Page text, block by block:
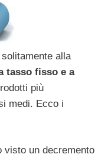
alla
tasso fisso e a
più
medi. Ecco i
visto un decremento